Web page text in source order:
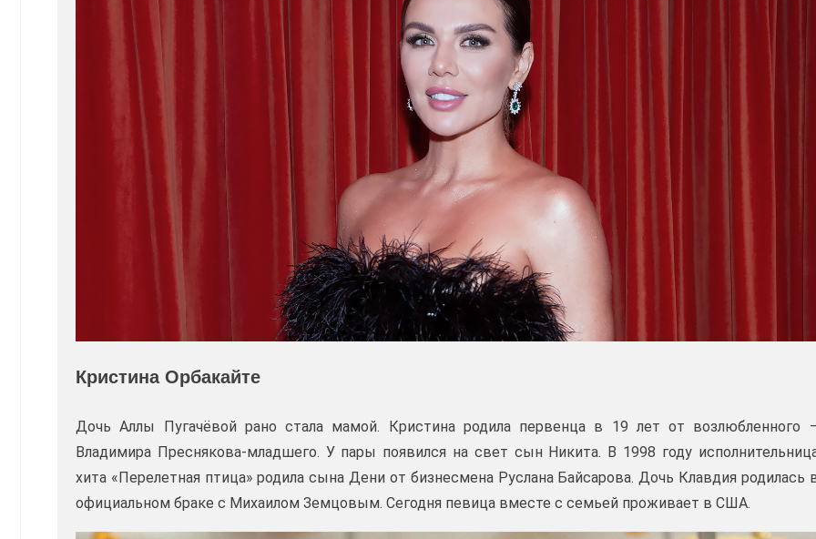
Кристина Орбакайте
Дочь Аллы Пугачёвой рано стала мамой. Кристина родила первенца в 19 лет от возлюбленного
Владимира Преснякова-младшего. У пары появился на свет сын Никита. В 1998 году
хита «Перелетная птица» родила сына Дени от бизнесмена Руслана Байсарова. Дочь Клавдия родилась
официальном браке с Михаилом Земцовым. Сегодня певица вместе с семьей проживает в США.